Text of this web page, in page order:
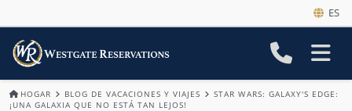
ES
HOGAR BLOG DE VACACIONES Y VIAJES
STAR WARS: GALAXY'S EDGE:
¡UNA GALAXIA QUE NO ESTÁ TAN LEJOS!